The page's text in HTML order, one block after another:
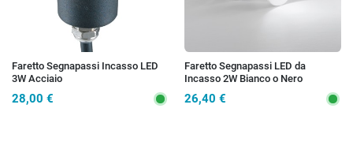
Faretto Segnapassi Incasso LED
3W Acciaio
28,00 €
Faretto Segnapassi LED da
Incasso 2W Bianco o Nero
26,40 €